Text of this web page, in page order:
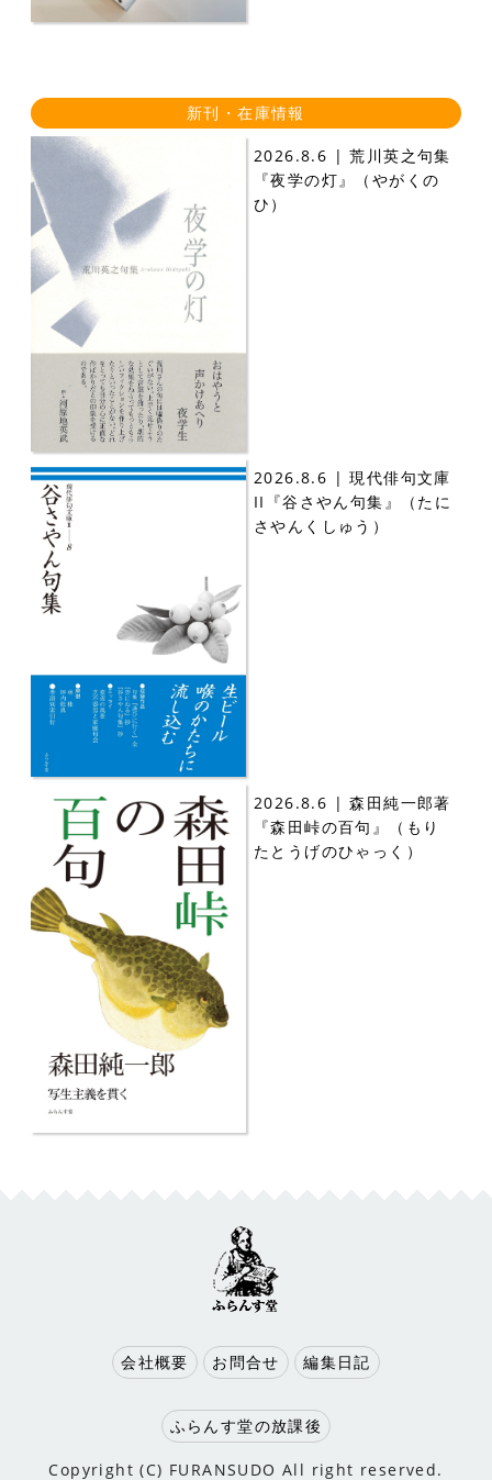
新刊・在庫情報
2026.8.6 | 荒川英之句集
『夜学の灯』（やがくの
ひ）
2026.8.6 | 現代俳句文庫
II『谷さやん句集』（たに
さやんくしゅう）
2026.8.6 | 森田純一郎著
『森田峠の百句』（もり
たとうげのひゃっく）
会社概要 お問合せ 編集日記
ふらんす堂の放課後
Copyright (C) FURANSUDO All right reserved.